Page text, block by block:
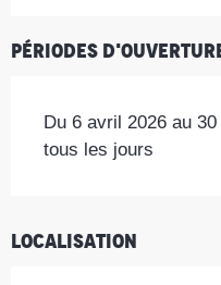
Périodes
Du 6 avril 2026 au
tous les jours
Localisation